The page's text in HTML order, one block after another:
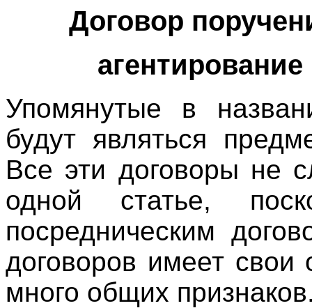
Договор
агентирование
Упомянутые в
будут являться
Все эти договоры не
одной статье,
посредническим
договоров имеет свои
много общих